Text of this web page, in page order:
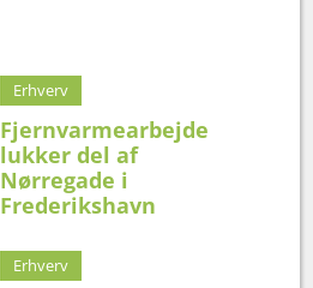
Erhverv
Fjernvarmearbejde
lukker del af
Nørregade i
Frederikshavn
Erhverv